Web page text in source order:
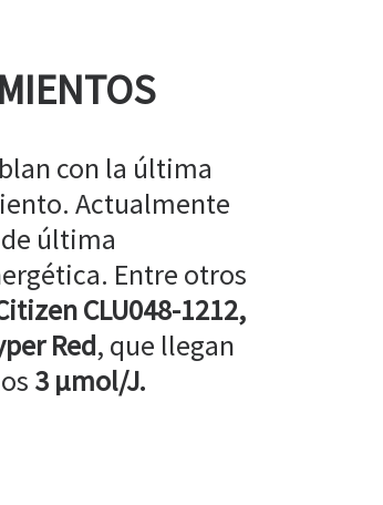
con la última
Actualmente
última
Entre otros
CLU048-1212,
Red, que llegan
3 µmol/J.